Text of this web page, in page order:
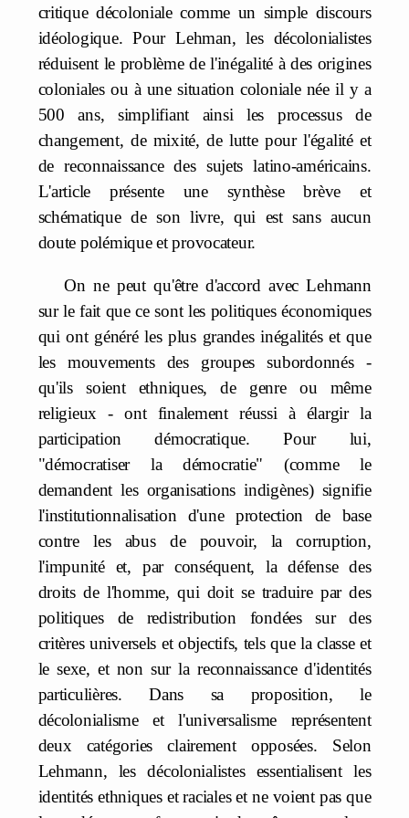
critique décoloniale comme un simple discours
idéologique. Pour Lehman, les décolonialistes
réduisent le problème de l'inégalité à des origines
coloniales ou à une situation coloniale née il y a
500 ans, simplifiant ainsi les processus de
changement, de mixité, de lutte pour l'égalité et
de reconnaissance des sujets latino-américains.
L'article présente une synthèse brève et
schématique de son livre, qui est sans aucun
doute polémique et provocateur.
On ne peut qu'être d'accord avec Lehmann
sur le fait que ce sont les politiques économiques
qui ont généré les plus grandes inégalités et que
les mouvements des groupes subordonnés -
qu'ils soient ethniques, de genre ou même
religieux - ont finalement réussi à élargir la
participation démocratique. Pour lui,
"démocratiser la démocratie" (comme le
demandent les organisations indigènes) signifie
l'institutionnalisation d'une protection de base
contre les abus de pouvoir, la corruption,
l'impunité et, par conséquent, la défense des
droits de l'homme, qui doit se traduire par des
politiques de redistribution fondées sur des
critères universels et objectifs, tels que la classe et
le sexe, et non sur la reconnaissance d'identités
particulières. Dans sa proposition, le
décolonialisme et l'universalisme représentent
deux catégories clairement opposées. Selon
Lehmann, les décolonialistes essentialisent les
identités ethniques et raciales et ne voient pas que